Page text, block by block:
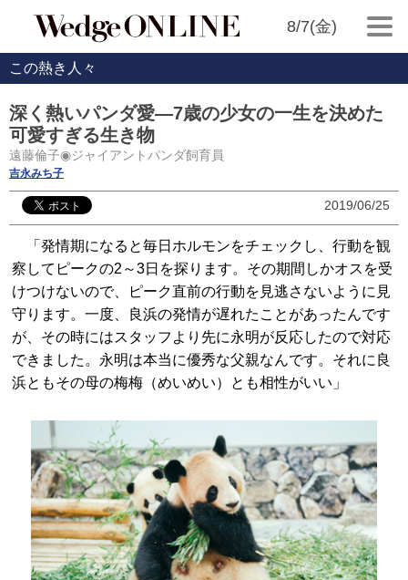
8/7(金)
この熱き人々
深く熱いパンダ愛―7歳の少女の一生を決めた
可愛すぎる生き物
遠藤倫子◉ジャイアントパンダ飼育員
吉永みち子
2019/06/25
「発情期になると毎日ホルモンをチェックし、行動を観
察してピークの2～3日を探ります。その期間しかオスを受
けつけないので、ピーク直前の行動を見逃さないように見
守ります。一度、良浜の発情が遅れたことがあったんです
が、その時にはスタッフより先に永明が反応したので対応
できました。永明は本当に優秀な父親なんです。それに良
浜ともその母の梅梅（めいめい）とも相性がいい」